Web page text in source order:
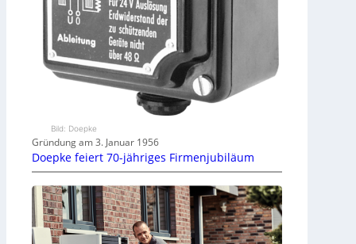
Bild: Doepke
Gründung am 3. Januar 1956
Doepke feiert 70-jähriges Firmenjubiläum